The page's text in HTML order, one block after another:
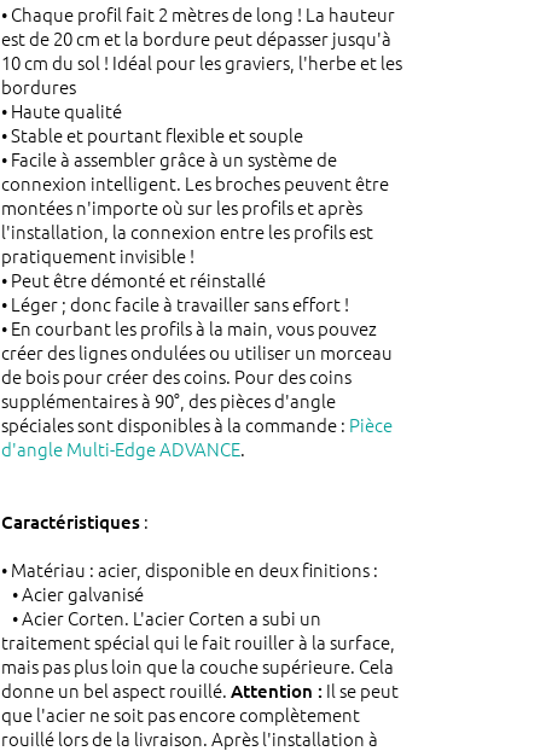
• Chaque profil fait 2 mètres de long ! La hauteur
est de 20 cm et la bordure peut dépasser jusqu'à
10 cm du sol ! Idéal pour les graviers, l'herbe et les
bordures
• Haute qualité
• Stable et pourtant flexible et souple
• Facile à assembler grâce à un système de
connexion intelligent. Les broches peuvent être
montées n'importe où sur les profils et après
l'installation, la connexion entre les profils est
pratiquement invisible !
• Peut être démonté et réinstallé
• Léger ; donc facile à travailler sans effort !
• En courbant les profils à la main, vous pouvez
créer des lignes ondulées ou utiliser un morceau
de bois pour créer des coins. Pour des coins
supplémentaires à 90°, des pièces d'angle
spéciales sont disponibles à la commande : Pièce
d'angle Multi-Edge ADVANCE.
Caractéristiques :
• Matériau : acier, disponible en deux finitions :
• Acier galvanisé
• Acier Corten. L'acier Corten a subi un
traitement spécial qui le fait rouiller à la surface,
mais pas plus loin que la couche supérieure. Cela
donne un bel aspect rouillé. Attention : Il se peut
que l'acier ne soit pas encore complètement
rouillé lors de la livraison. Après l'installation à